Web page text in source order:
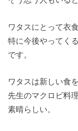
ワタスにとって衣食
特に今後やってく
です。
ワタスは新しい食を
先生のマクロビ料
素晴らしい。